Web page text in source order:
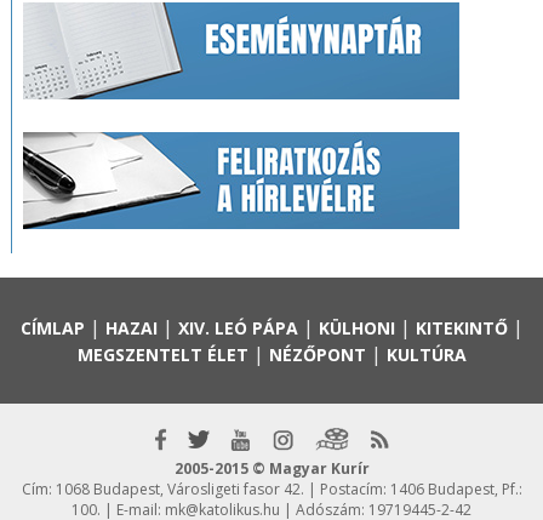
CÍMLAP | HAZAI | XIV. LEÓ PÁPA| KÜLHONI | KITEKINTŐ|
MEGSZENTELT ÉLET | NÉZŐPONT | KULTÚRA
2005-2015 © Magyar Kurír
Cím: 1068 Budapest, Városligeti fasor 42. | Postacím: 1406 Budapest, Pf.:
100. | E-mail: mk@katolikus.hu | Adószám: 19719445-2-42